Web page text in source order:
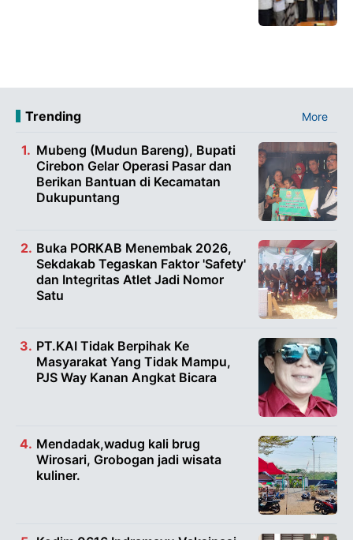
Trending More
Mubeng (Mudun Bareng), Bupati
Cirebon Gelar Operasi Pasar dan
Berikan Bantuan di Kecamatan
Dukupuntang
Buka PORKAB Menembak 2026,
Sekdakab Tegaskan Faktor 'Safety'
dan Integritas Atlet Jadi Nomor
Satu
PT.KAI Tidak Berpihak Ke
Masyarakat Yang Tidak Mampu,
PJS Way Kanan Angkat Bicara
Mendadak,wadug kali brug
Wirosari, Grobogan jadi wisata
kuliner.